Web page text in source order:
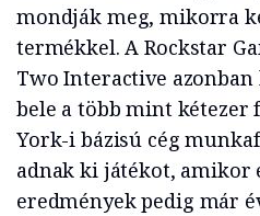
mondják meg, mikorra
termékkel. A Rockstar
Two Interactive azonban
bele a több mint kétezer
York-i bázisú cég
adnak ki játékot, amikor
eredmények pedig már